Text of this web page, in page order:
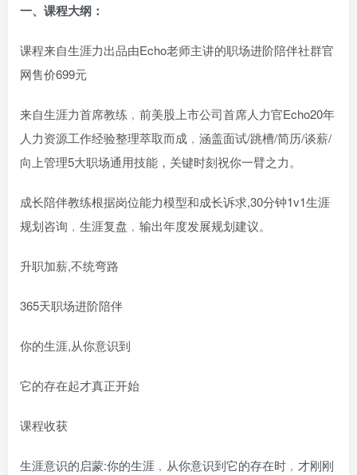
一、课程大纲：
课程来自生涯力出品由Echo老师主讲的职场进阶陪伴社群官
网售价699元
来自生涯力首席教练﹐前美股上市公司首席人力官Echo20年
人力资源工作经验整理萃取而成﹐涵盖面试/跳槽/简历/谈薪/
向上管理5大职场通用技能，关键时刻祝你一臂之力。
成长陪伴教练根据岗位能力模型和成长诉求,30分钟1v1生涯
规划咨询﹐生涯复盘﹐输出年度发展规划建议。
升职加薪,不统弯路
365天职场进阶陪伴
你的生涯,从你意识到
它的存在起才真正开始
课程收获
生涯意识的启蒙:你的生涯﹐从你意识到它的存在时﹐才刚刚
记住登录
登录